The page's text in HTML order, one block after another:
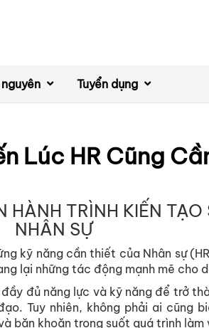
Tuyển dụng
Lúc HR Cũng
HÀNH TRÌNH KIẾN TẠO
NHÂN SỰ
kỹ năng cần thiết của Nhân sự
lại những tác động mạnh mẽ cho
đầy đủ năng lực và kỹ năng để trở
Tuy nhiên, không phải ai cũng
băn khoăn trong suốt quá trình làm